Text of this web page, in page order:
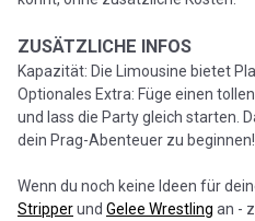
ZUSÄTZLICHE INFOS
Kapazität: Die Limousine bietet
Optionales Extra: Füge einen
und lass die Party gleich starten.
dein Prag-Abenteuer zu beginnen!
Wenn du noch keine Ideen für
Stripperund Gelee Wrestling an -